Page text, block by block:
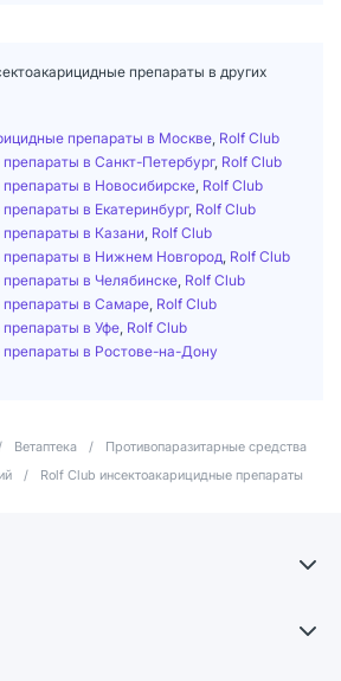
препараты в других
препараты в Москве Rolf Club
в Санкт-Петербург, Rolf Club
в Новосибирске Rolf Club
в Екатеринбург, Rolf Club
в Казани Rolf Club
препараты в Нижнем Новгород Rolf Club
в Челябинске Rolf Club
препараты в Самаре Rolf Club
в Уфе Rolf Club
препараты в Ростове-на-Дону
/ Ветаптека /
Противопаразитарные средства
/ Rolf Club инсектоакарицидные препараты